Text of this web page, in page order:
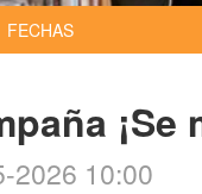
FECHAS
2026 10:00